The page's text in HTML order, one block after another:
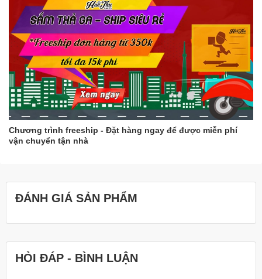
Chương trình freeship - Đặt hàng ngay để được miễn phí
vận chuyển tận nhà
ĐÁNH GIÁ SẢN PHẨM
HỎI ĐÁP - BÌNH LUẬN